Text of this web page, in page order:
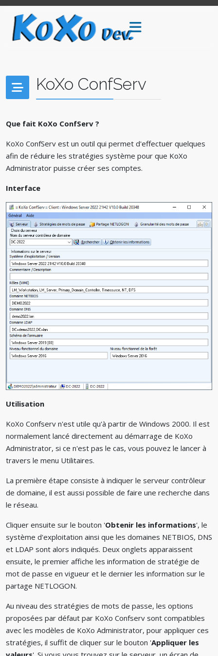
KoXo ConfServ
Que fait KoXo ConfServ ?
KoXo ConfServ est un outil qui permet d'effectuer quelques
afin de réduire les stratégies système pour que KoXo
Administrator puisse créer ses comptes.
Interface
Utilisation
KoXo Confserv n'est utile qu'à partir de Windows 2000. Il est
normalement lancé directement au démarrage de KoXo
Administrator, si ce n'est pas le cas, vous pouvez le lancer à
travers le menu Utilitaires.
La première étape consiste à indiquer le serveur contrôleur
de domaine, il est aussi possible de faire une recherche dans
le réseau.
Cliquer ensuite sur le bouton 'Obtenir les informations', le
système d'exploitation ainsi que les domaines NETBIOS, DNS
et LDAP sont alors indiqués. Deux onglets apparaissent
ensuite, le premier affiche les information de stratégie de
mot de passe en vigueur et le dernier les information sur le
partage NETLOGON.
Au niveau des stratégies de mots de passe, les options
proposées par défaut par KoXo Confserv sont compatibles
avec les modèles de KoXo Administrator, pour appliquer ces
stratégies, il suffit de cliquer sur le bouton 'Appliquer les